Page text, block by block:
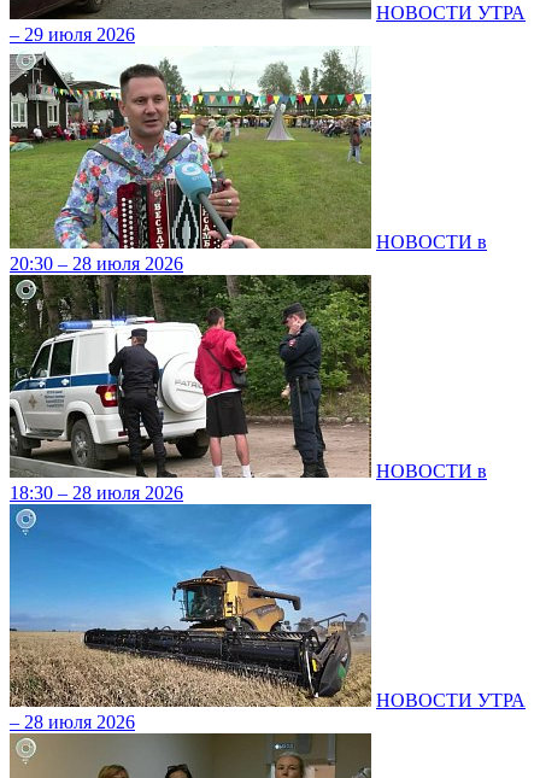
НОВОСТИ УТРА
– 29 июля 2026
НОВОСТИ в
20:30 – 28 июля 2026
НОВОСТИ в
18:30 – 28 июля 2026
НОВОСТИ УТРА
– 28 июля 2026